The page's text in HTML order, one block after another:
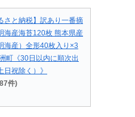
さと納税】訳あり一番摘
海産海苔120枚 熊本県産
海産）全形40枚入り×3
町《30日以内に順次出
日祝除く）》
件)